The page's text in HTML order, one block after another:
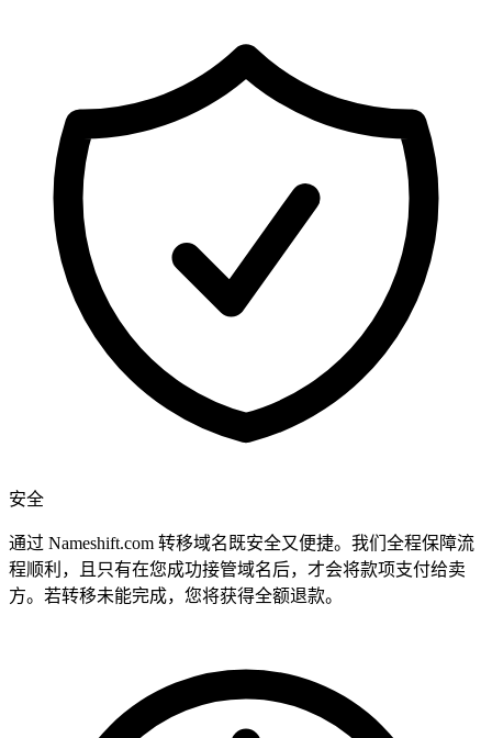
安全
通过 Nameshift.com 转移域名既安全又便捷。我们全程保障流
程顺利，且只有在您成功接管域名后，才会将款项支付给卖
方。若转移未能完成，您将获得全额退款。